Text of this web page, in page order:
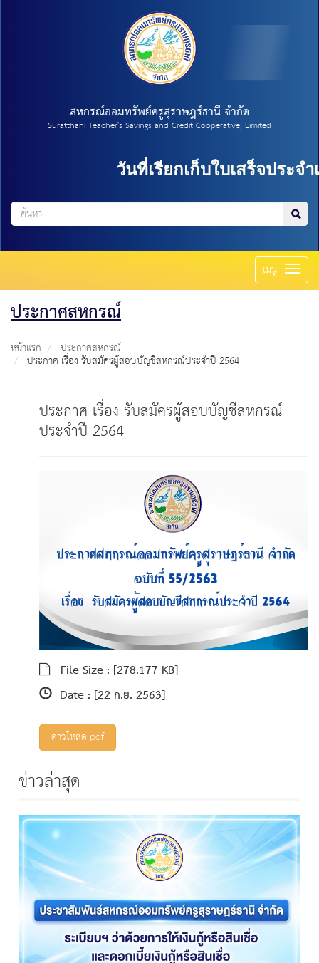
สหกรณ์ออมทรัพย์ครูสุราษฎร์ธานี จำกัด
Suratthani Teacher's Savings and Credit Cooperative, Limited
วันที่เรียกเก็บใบเสร็จประจำเ
เมนู Toggle
ประกาศสหกรณ์
หน้าแรก ประกาศสหกรณ์
ประกาศ เรื่อง รับสมัครผู้สอบบัญชีสหกรณ์ประจำปี 2564
ประกาศ เรื่อง รับสมัครผู้สอบบัญชีสหกรณ์
ประจำปี 2564
File Size : [278.177 KB]
Date : [22 ก.ย. 2563]
ดาวโหลด pdf
ข่าวล่าสุด